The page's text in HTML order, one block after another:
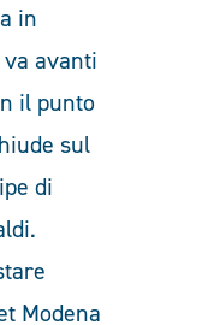
in
avanti
il punto
sul
di
Modena